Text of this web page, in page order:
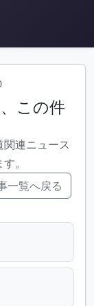
この件
連ニュース
。
一覧へ戻る